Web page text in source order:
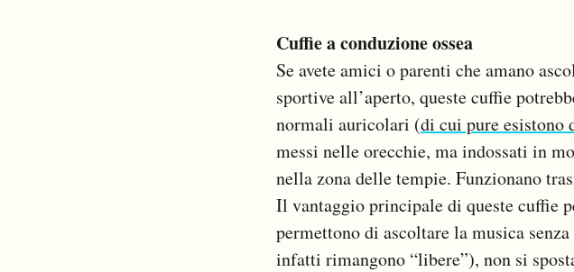
Cuffie a conduzione ossea
Se avete amici o parenti che amano
sportive all’aperto, queste cuffie
normali auricolari (di cui pure esistono
messi nelle orecchie, ma indossati in
nella zona delle tempie. Funzionano
Il vantaggio principale di queste cuffie
permettono di ascoltare la musica
infatti rimangono “libere”), non si